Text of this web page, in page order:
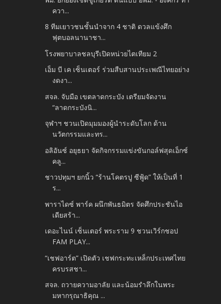
ควา...
8 ทีมเยาวชนชั้นนำจาก 4 ชาติ ดวลแข้งศึก
ฟุตบอลนานาชา...
โรงพยาบาลชลบุรีเปิดหน่วยไตเทียม 2
เอ็ม บี เค เซ็นเตอร์ ร่วมสืบสานประเพณีไทยอย่าง
งดงา...
สจล. จับมือ เขตลาดกระบัง เตรียมจัดงาน
“ลาดกระบังนิ...
จุฬาฯ ชวนเปิดมุมมองผู้นำระดับโลก ด้าน
นวัตกรรมและทร...
อลิอันซ์ อยุธยา จัดกิจกรรมแข่งขันกอล์ฟสุดเอ็กซ์
คลู...
ชาวปทุมฯ ยกนิ้ว “ร้านโคตรปู ซีฟู้ด” ให้เป็นที่ 1
ร...
พาราไดซ์ พาร์ค ผนึกพันธมิตร จัดศึกประชันไอ
เดียสร้า...
เดอะไนน์ เซ็นเตอร์ พระราม 9 ชวนเวิร์กชอป
FAM PLAY...
“เชฟอาร์ต” เปิดตัว เชฟกระทะเหล็กประเทศไทย
ครบรสชา...
สจล. ถวายความอาลัย และน้อมรำลึกในพระ
มหากรุณาธิคุณ ...